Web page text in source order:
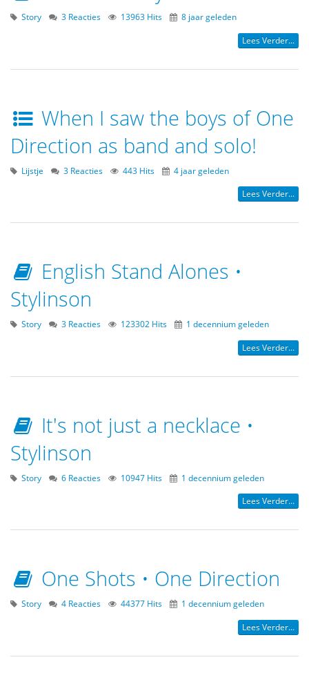
Story 3 Reacties 13963 Hits 8 jaar geleden
Lees Verder...
When I saw the boys of One
Direction as band and solo!
Lijstje 3 Reacties 443 Hits 4 jaar geleden
Lees Verder...
English Stand Alones •
Stylinson
Story 3 Reacties 123302 Hits 1 decennium geleden
Lees Verder...
It's not just a necklace •
Stylinson
Story 6 Reacties 10947 Hits 1 decennium geleden
Lees Verder...
One Shots • One Direction
Story 4 Reacties 44377 Hits 1 decennium geleden
Lees Verder...